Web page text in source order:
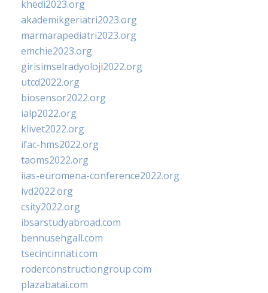
khedi2023.org
akademikgeriatri2023.org
marmarapediatri2023.org
emchie2023.org
girisimselradyoloji2022.org
utcd2022.org
biosensor2022.org
ialp2022.org
klivet2022.org
ifac-hms2022.org
taoms2022.org
iias-euromena-conference2022.org
ivd2022.org
csity2022.org
ibsarstudyabroad.com
bennusehgall.com
tsecincinnati.com
roderconstructiongroup.com
plazabatai.com